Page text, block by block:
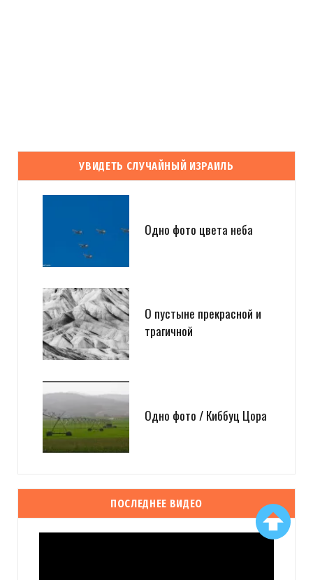
УВИДЕТЬ СЛУЧАЙНЫЙ ИЗРАИЛЬ
Одно фото цвета неба
О пустыне прекрасной и
трагичной
Одно фото / Киббуц Цора
ПОСЛЕДНЕЕ ВИДЕО